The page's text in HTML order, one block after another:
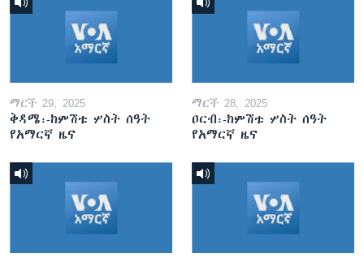
ማርች 29, 2025
ቅዳሜ፡-ከምሽቱ ሦስት ሰዓት
የአማርኛ ዜና
ማርች 28, 2025
ዐርብ፡-ከምሽቱ ሦስት ሰዓት
የአማርኛ ዜና